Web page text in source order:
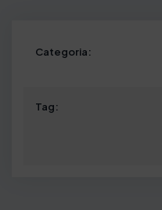
Categoria:
Tag: